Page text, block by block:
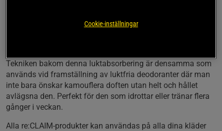
både rena och väldoftande. En flaska re:CLAIM räcker till ca
Tekniken bakom denna luktabsorbering är densamma som
används vid framställning av luktfria deodoranter där man
inte bara önskar kamouflera doften utan helt och hållet
avlägsna den. Perfekt för den som idrottar eller tränar flera
gånger i veckan.
Alla re:CLAIM-produkter kan användas på alla dina kläder
Cookie-inställningar